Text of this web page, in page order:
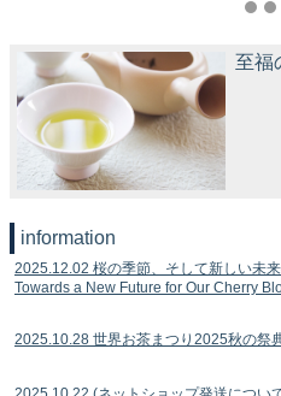
至福
information
2025.12.02 桜の季節、そして新しい未
Towards a New Future for Our Cherry
2025.10.28 世界お茶まつり2025秋の祭